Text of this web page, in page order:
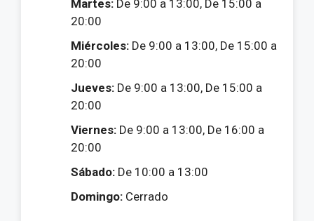
Martes: De 9:00 a 13:00, De 15:00 a
20:00
Miércoles: De 9:00 a 13:00, De 15:00 a
20:00
Jueves: De 9:00 a 13:00, De 15:00 a
20:00
Viernes: De 9:00 a 13:00, De 16:00 a
20:00
Sábado: De 10:00 a 13:00
Domingo: Cerrado